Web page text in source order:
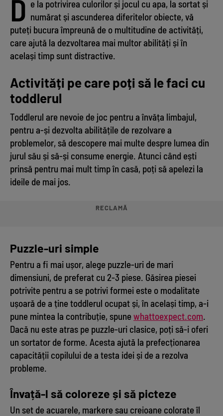
D e la potrivirea culorilor și jocul cu apa, la sortat și
numărat și ascunderea diferitelor obiecte, vă
puteți bucura împreună de o multitudine de activități,
care ajută la dezvoltarea mai multor abilități și în
același timp sunt distractive.
Activități pe care poți să le faci cu
toddlerul
Toddlerul are nevoie de joc pentru a învăța limbajul,
pentru a-și dezvolta abilitățile de rezolvare a
problemelor, să descopere mai multe despre lumea din
jurul său și să-și consume energie. Atunci când ești
prinsă pentru mai mult timp în casă, poți să apelezi la
ideile de mai jos.
RECLAMĂ
Puzzle-uri simple
Pentru a fi mai ușor, alege puzzle-uri de mari
dimensiuni, de preferat cu 2-3 piese. Găsirea piesei
potrivite pentru a se potrivi formei este o modalitate
ușoară de a ține toddlerul ocupat și, în același timp, a-i
pune mintea la contribuție, spunewhattoexpect.com.
Dacă nu este atras pe puzzle-uri clasice, poți să-i oferi
un sortator de forme. Acesta ajută la prefecționarea
capacității copilului de a testa idei și de a rezolva
probleme.
Învață-l să coloreze și să picteze
Un set de acuarele, markere sau creioane colorate îl